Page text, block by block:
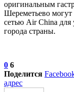
оригинальным
Шереметьево
сетью Air China для
города страны.
0 6
Поделится
адрес